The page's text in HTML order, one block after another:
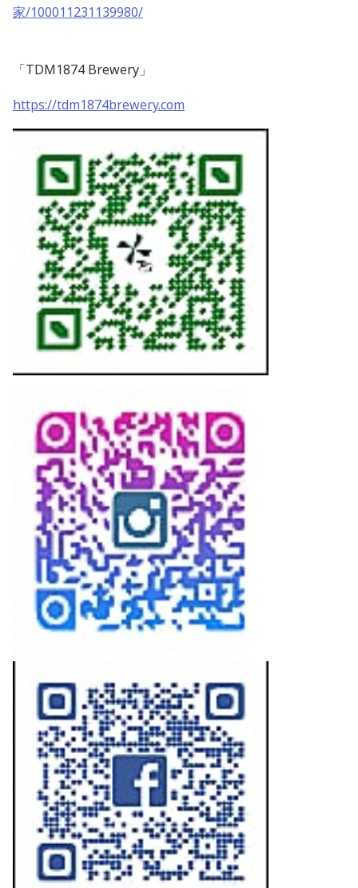
家/100011231139980/
「TDM1874 Brewery 」
https://tdm1874brewery.com